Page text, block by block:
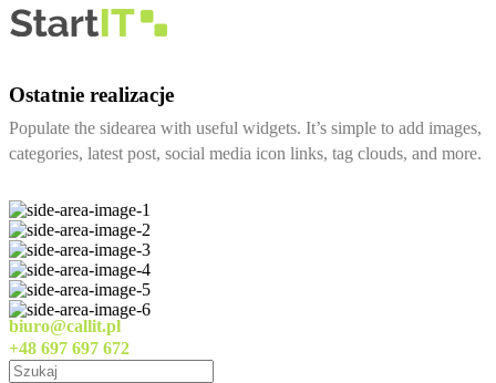
Ostatnie realizacje
Populate the sidearea with useful widgets. It’s simple to add images,
categories, latest post, social media icon links, tag clouds, and more.
biuro@callit.pl
+48 697 697 672